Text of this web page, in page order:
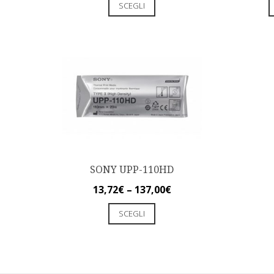
SCEGLI
SONY UPP-110HD
13,72€– 137,00€
SCEGLI